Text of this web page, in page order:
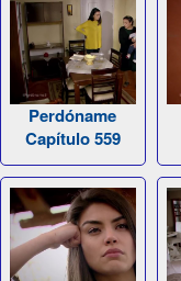
Perdóname
Capítulo 559